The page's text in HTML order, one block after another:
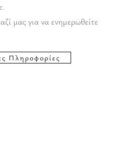
μας για να ενημερωθείτε